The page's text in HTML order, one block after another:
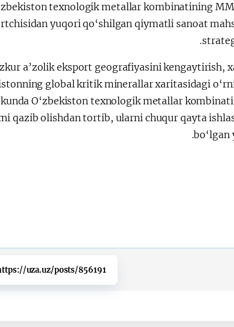
texnologik metallar kombinatining
yuqori qo‘shilgan qiymatli sanoat
a’zolik eksport geografiyasini kengaytirish,
global kritik minerallar xaritasidagi
kunda O‘zbekiston texnologik metallar
qazib olishdan tortib, ularni chuqur qayta
uza.uz/posts/856191